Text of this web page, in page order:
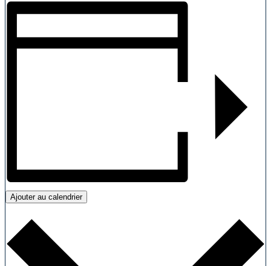
Ajouter au calendrier